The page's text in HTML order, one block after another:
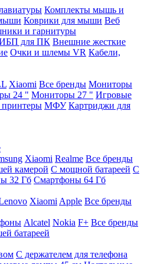
Комплекты мышь и
Коврики для мыши Веб
и гарнитуры
для ПК Внешние жесткие
Очки и шлемы VR Кабели,
Xiaomi Все бренды Мониторы
24 " Мониторы 27 " Игровые
принтеры МФУ Картриджи для
Xiaomi Realme Все бренды
камерой С мощной батареей С
32 Гб Смартфоны 64 Гб
Xiaomi Apple Все бренды
Alcatel Nokia F+ Все бренды
батареей
C держателем для телефона